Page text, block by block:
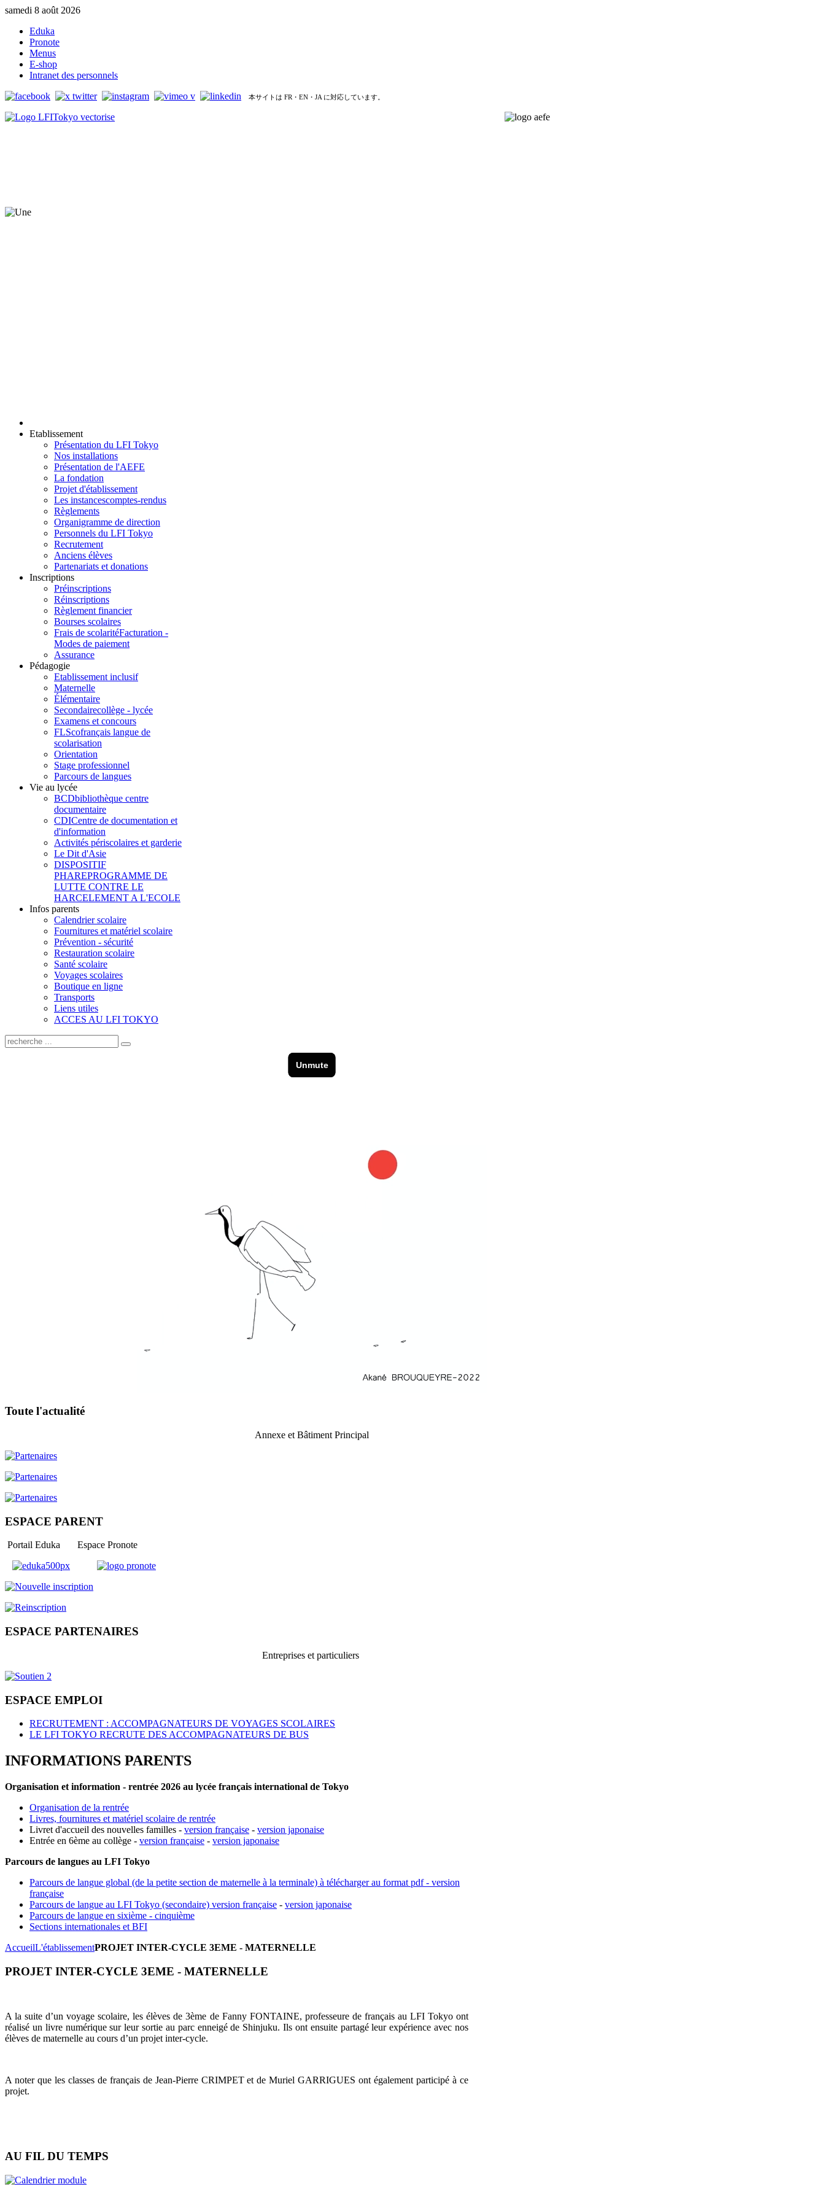
samedi 8 août 2026
Eduka
Pronote
Menus
E-shop
Intranet des personnels
本サイトは FR・EN・JA に対応しています。
Etablissement
Présentation du LFI Tokyo
Nos installations
Présentation de l'AEFE
La fondation
Projet d'établissement
Les instancescomptes-rendus
Règlements
Organigramme de direction
Personnels du LFI Tokyo
Recrutement
Anciens élèves
Partenariats et donations
Inscriptions
Préinscriptions
Réinscriptions
Règlement financier
Bourses scolaires
Frais de scolaritéFacturation -
Modes de paiement
Assurance
Pédagogie
Etablissement inclusif
Maternelle
Élémentaire
Secondairecollège - lycée
Examens et concours
FLScofrançais langue de
scolarisation
Orientation
Stage professionnel
Parcours de langues
Vie au lycée
BCDbibliothèque centre
documentaire
CDICentre de documentation et
d'information
Activités périscolaires et garderie
Le Dit d'Asie
DISPOSITIF
PHAREPROGRAMME DE
LUTTE CONTRE LE
HARCELEMENT A L'ECOLE
Infos parents
Calendrier scolaire
Fournitures et matériel scolaire
Prévention - sécurité
Restauration scolaire
Santé scolaire
Voyages scolaires
Boutique en ligne
Transports
Liens utiles
ACCES AU LFI TOKYO
Toute l'actualité
Annexe et Bâtiment Principal
ESPACE PARENT
Portail Eduka Espace Pronote
ESPACE PARTENAIRES
Entreprises et particuliers
ESPACE EMPLOI
RECRUTEMENT : ACCOMPAGNATEURS DE VOYAGES SCOLAIRES
LE LFI TOKYO RECRUTE DES ACCOMPAGNATEURS DE BUS
INFORMATIONS PARENTS
Organisation et information - rentrée 2026 au lycée français international de Tokyo
Organisation de la rentrée
Livres, fournitures et matériel scolaire de rentrée
Livret d'accueil des nouvelles familles - version française - version japonaise
Entrée en 6ème au collège - version française - version japonaise
Parcours de langues au LFI Tokyo
Parcours de langue global (de la petite section de maternelle à la terminale) à télécharger au format pdf - version
française
Parcours de langue au LFI Tokyo (secondaire) version française - version japonaise
Parcours de langue en sixième - cinquième
Sections internationales et BFI
AccueilL'établissementPROJET INTER-CYCLE 3EME - MATERNELLE
PROJET INTER-CYCLE 3EME - MATERNELLE
A la suite d’un voyage scolaire, les élèves de 3ème de Fanny FONTAINE, professeure de français au LFI Tokyo ont
réalisé un livre numérique sur leur sortie au parc enneigé de Shinjuku. Ils ont ensuite partagé leur expérience avec nos
élèves de maternelle au cours d’un projet inter-cycle.
A noter que les classes de français de Jean-Pierre CRIMPET et de Muriel GARRIGUES ont également participé à ce
projet.
AU FIL DU TEMPS